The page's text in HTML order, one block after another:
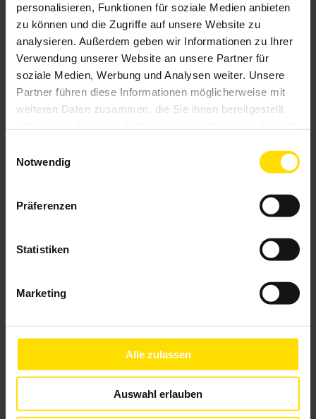
personalisieren, Funktionen für soziale Medien anbieten
zu können und die Zugriffe auf unsere Website zu
analysieren. Außerdem geben wir Informationen zu Ihrer
Verwendung unserer Website an unsere Partner für
soziale Medien, Werbung und Analysen weiter. Unsere
Partner führen diese Informationen möglicherweise mit
weiteren Daten zusammen, die Sie ihnen bereitgestellt
Notwendig
Präferenzen
Statistiken
Marketing
Alle zulassen
Auswahl erlauben
Das könnte Sie auch interessieren